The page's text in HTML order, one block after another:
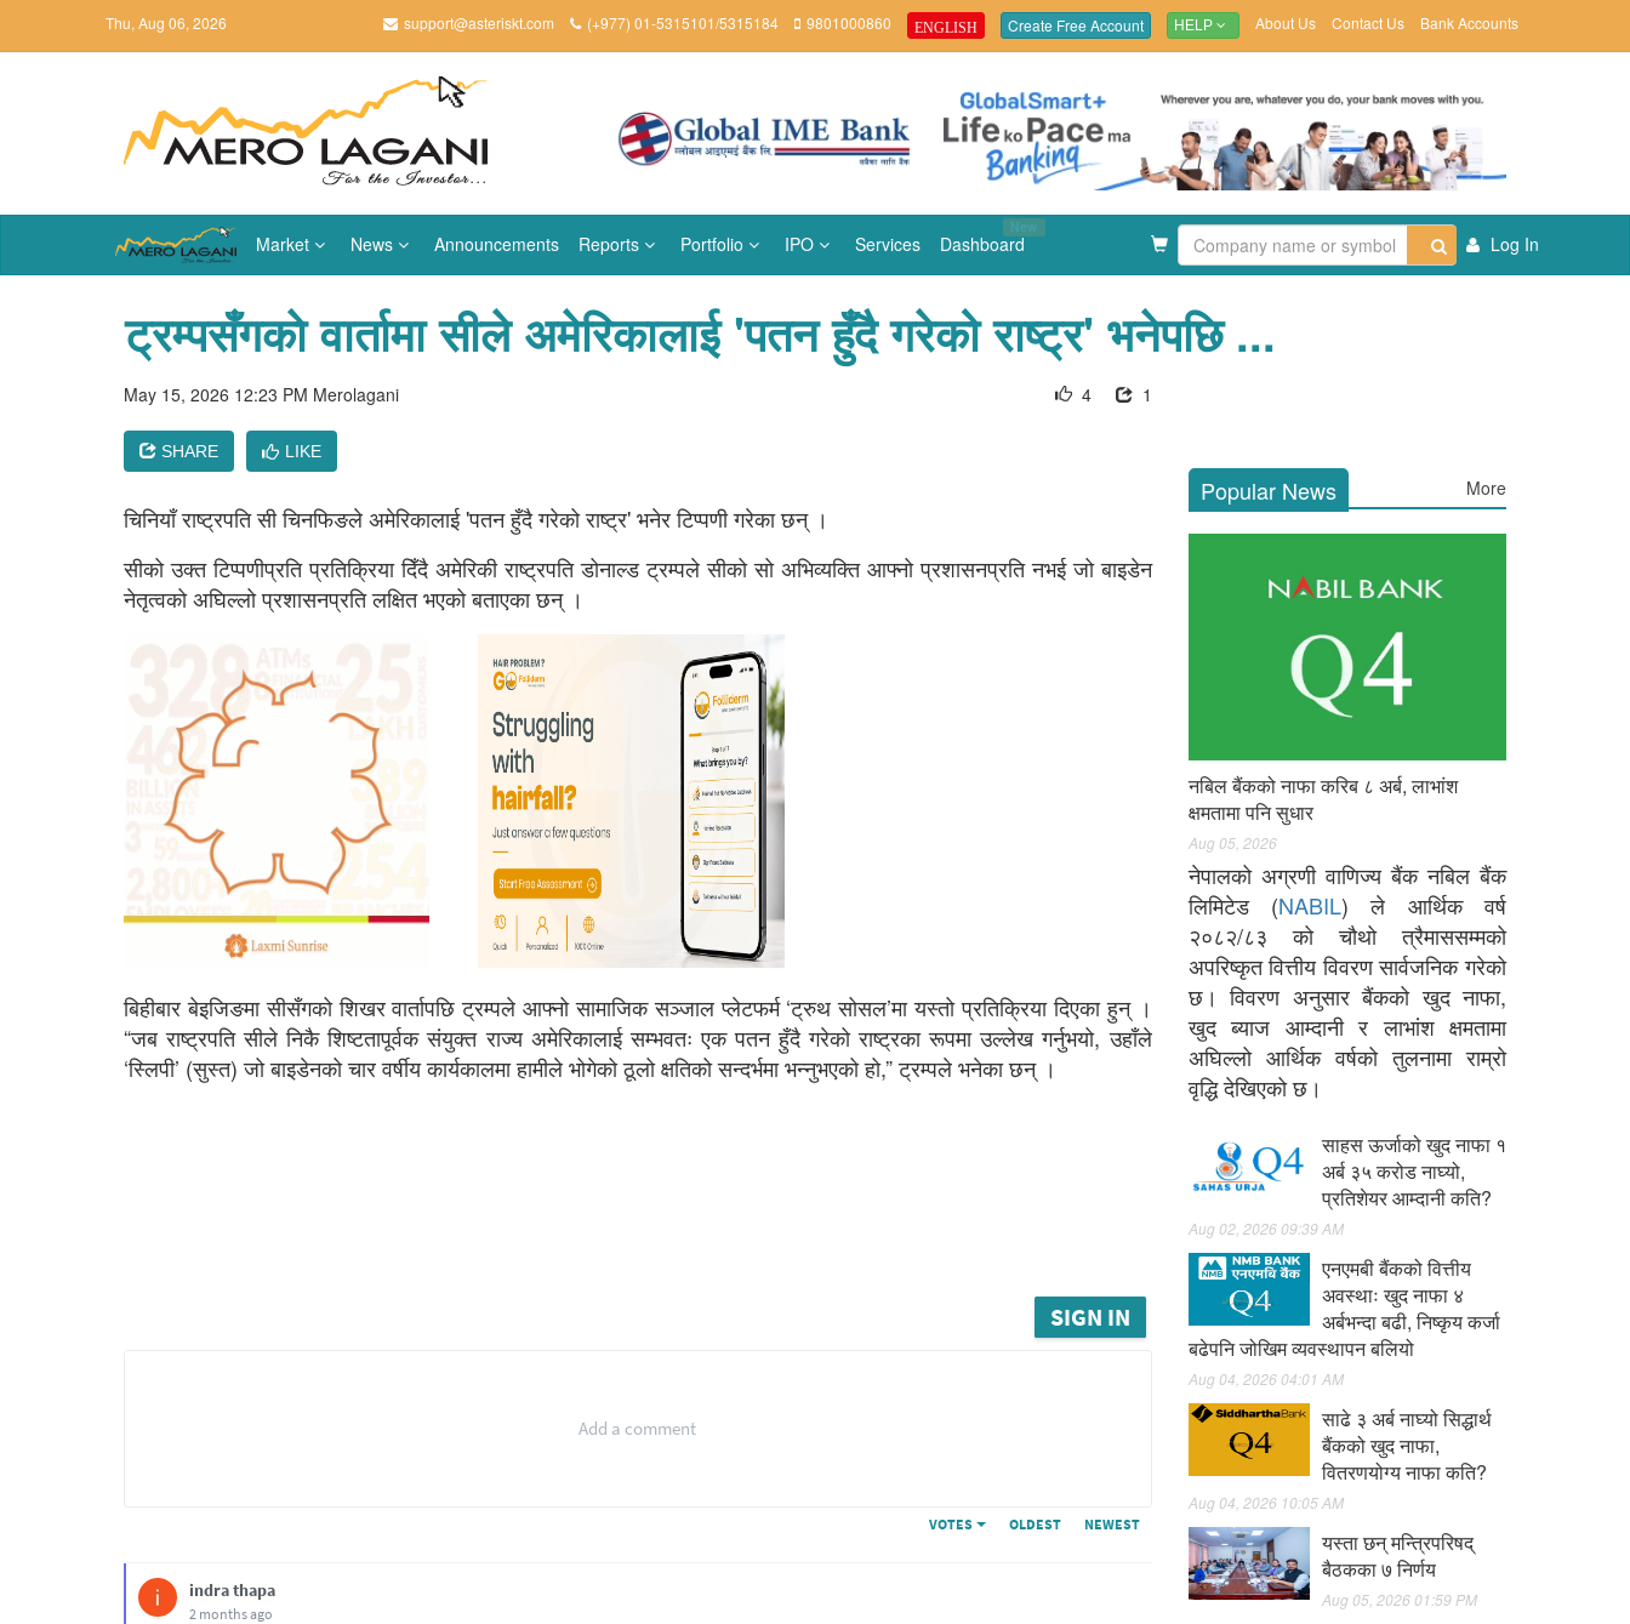
Thu, Aug 06, 2026 support@asteriskt.com (+977) 01-5315101/5315184 9801000860 ENGLISH Create Free Account HELP About Us Contact Us Bank Accounts
Market News Announcements Reports Portfolio IPO Services Dashboard
New
Log In
ट्रम्पसँगकाे वार्तामा सीले अमेरिकालाई 'पतन हुँदै गरेको राष्ट्र' भनेपछि ...
May 15, 2026 12:23 PM Merolagani 1
4
SHARE LIKE
चिनियाँ राष्ट्रपति सी चिनफिङले अमेरिकालाई 'पतन हुँदै गरेको राष्ट्र' भनेर टिप्पणी गरेका छन् ।
सीको उक्त टिप्पणीप्रति प्रतिक्रिया दिँदै अमेरिकी राष्ट्रपति डोनाल्ड ट्रम्पले सीको सो अभिव्यक्ति आफ्नो प्रशासनप्रति नभई जो बाइडेन
नेतृत्वको अघिल्लो प्रशासनप्रति लक्षित भएको बताएका छन् ।
बिहीबार बेइजिङमा सीसँगको शिखर वार्तापछि ट्रम्पले आफ्नो सामाजिक सञ्जाल प्लेटफर्म ‘ट्रुथ सोसल’मा यस्तो प्रतिक्रिया दिएका हुन् ।
“जब राष्ट्रपति सीले निकै शिष्टतापूर्वक संयुक्त राज्य अमेरिकालाई सम्भवतः एक पतन हुँदै गरेको राष्ट्रका रूपमा उल्लेख गर्नुभयो, उहाँले
‘स्लिपी’ (सुस्त) जो बाइडेनको चार वर्षीय कार्यकालमा हामीले भोगेको ठूलो क्षतिको सन्दर्भमा भन्नुभएको हो,” ट्रम्पले भनेका छन् ।
SIGN IN
Add a comment
VOTES OLDEST NEWEST
indra thapa
2 months ago
Popular News More
नबिल बैंकको नाफा करिब ८ अर्ब, लाभांश
क्षमतामा पनि सुधार
Aug 05, 2026
नेपालको अग्रणी वाणिज्य बैंक नबिल बैंक
लिमिटेड (NABIL) ले आर्थिक वर्ष
२०८२/८३ को चौथो त्रैमाससम्मको
अपरिष्कृत वित्तीय विवरण सार्वजनिक गरेको
छ। विवरण अनुसार बैंकको खुद नाफा,
खुद ब्याज आम्दानी र लाभांश क्षमतामा
अघिल्लो आर्थिक वर्षको तुलनामा राम्रो
वृद्धि देखिएको छ।
साहस ऊर्जाको खुद नाफा १
अर्ब ३५ करोड नाघ्यो,
प्रतिशेयर आम्दानी कति?
Aug 02, 2026 09:39 AM
एनएमबी बैंकको वित्तीय
अवस्थाः खुद नाफा ४
अर्बभन्दा बढी, निष्कृय कर्जा
बढेपनि जोखिम व्यवस्थापन बलियो
Aug 04, 2026 04:01 AM
साढे ३ अर्ब नाघ्यो सिद्धार्थ
बैंकको खुद नाफा,
वितरणयोग्य नाफा कति?
Aug 04, 2026 10:05 AM
यस्ता छन् मन्त्रिपरिषद्
बैठकका ७ निर्णय
Aug 05, 2026 01:59 PM